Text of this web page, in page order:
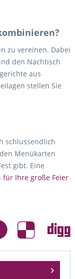
zu vereinen. Dabei
den Nachtisch
aus
stellen Sie
schlussendlich
Menükarten
gibt. Eine
für Ihre große Feier